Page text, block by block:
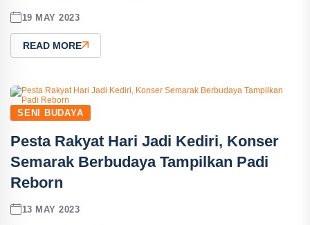
19 MAY 2023
READ MORE
SENI BUDAYA
Pesta Rakyat Hari Jadi Kediri, Konser
Semarak Berbudaya Tampilkan Padi
Reborn
13 MAY 2023